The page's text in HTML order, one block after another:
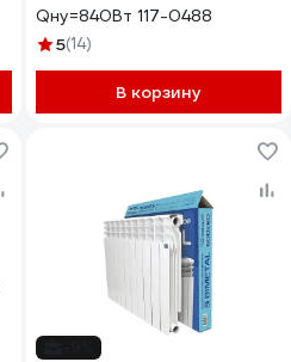
Qну=840Вт 117-0488
5(14)
В корзину